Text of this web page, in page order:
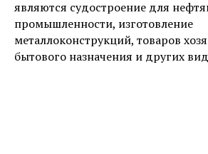
являются судостроение для
промышленности, изготовление
металлоконструкций, товаров
бытового назначения и других